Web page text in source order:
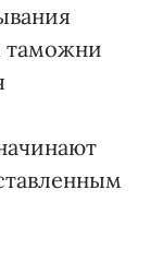
таможни